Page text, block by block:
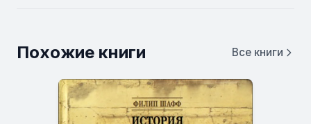
Похожие книги Все книги